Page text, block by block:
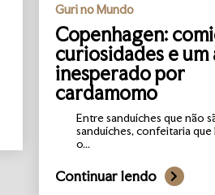
Guri no Mundo
Copenhagen:
curiosidades e um
inesperado por
cardamomo
Entre sanduíches que não
sanduíches, confeitaria que
o...
Continuar lendo